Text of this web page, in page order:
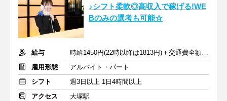
♪シフト柔軟◎高収入で稼げる!WE
Bのみの選考も可能☆
給与
時給1450円(22時以降は1813円)＋交通費全額支給
雇用形態
アルバイト・パート
シフト
週3日以上 1日4時間以上
アクセス
大塚駅